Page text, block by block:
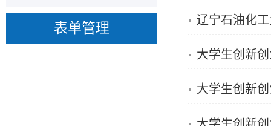
表单管理
辽宁石油化
大学生创新
大学生创新